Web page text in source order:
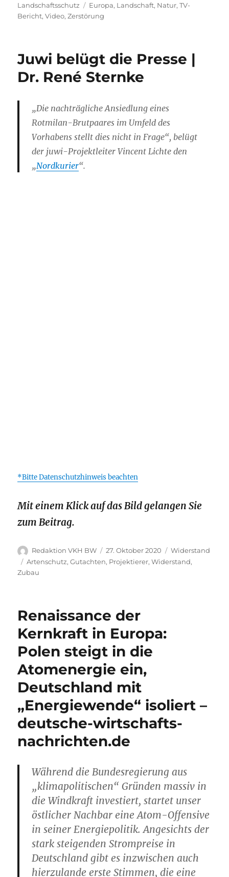
am
Landschaftsschutz
Schlagwörter
Europa, Landschaft, Natur,TV-
Bericht,Video,Zerstörung
Juwi belügt die Presse |
Dr. René Sternke
„Die nachträgliche Ansiedlung eines
Rotmilan-Brutpaares im Umfeld des
Vorhabens stellt dies nicht in Frage“, belügt
der juwi-Projektleiter Vincent Lichte den
„Nordkurier“.
*Bitte Datenschutzhinweis beachten
Mit einem Klick auf das Bild gelangen Sie
zum Beitrag.
Autor
Redaktion VKH BW
Veröffentlicht
am
27. Oktober 2020 Kategorien
Widerstand
Schlagwörter
Artenschutz,Gutachten, Projektierer,Widerstand,
Zubau
Renaissance der
Kernkraft in Europa:
Polen steigt in die
Atomenergie ein,
Deutschland mit
„Energiewende“ isoliert –
deutsche-wirtschafts-
nachrichten.de
Während die Bundesregierung aus
„klimapolitischen“ Gründen massiv in
die Windkraft investiert, startet unser
östlicher Nachbar eine Atom-Offensive
in seiner Energiepolitik. Angesichts der
stark steigenden Strompreise in
Deutschland gibt es inzwischen auch
hierzulande erste Stimmen, die eine